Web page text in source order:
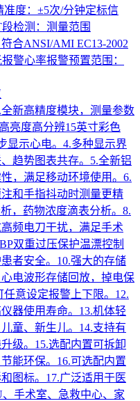
准度：±5次/分钟定标信
检测：测量范围
合ANSI/AMI EC13-2002
警心率报警预置范围：
全新高精度模块，测量参数
亮度高分辨15英寸彩色
显示心电。4.多种显示界
趋势图表共存。5.全新铝
，满足移动环境使用。6.
和手指抖动时测量更精
，药物浓度滴表分析。8.
频电刀干扰，满足手术
双重过压保护温漂控制
者安全。10.强大的存储
电波形存储回放，掉电保
意设定报警上下限。12.
器使用寿命。13.机体轻
童、新生儿。14.支持有
级。15.选配内置可拆卸
能环保。16.可选配内置
图标。17.广泛适用于医
手术室、急救中心、家